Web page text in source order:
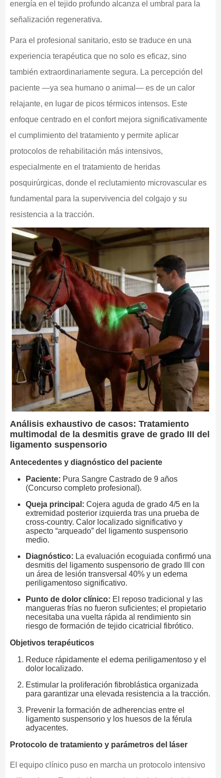
energía en el tejido profundo alcanza el umbral para la
señalización regenerativa.
Para el profesional sanitario, esto se traduce en una
experiencia terapéutica que no solo es eficaz, sino
también extraordinariamente segura. La percepción del
paciente —ya sea humano o animal— es de un calor
relajante, en lugar de picos térmicos intensos. Este
enfoque centrado en el confort mejora significativamente
el cumplimiento del tratamiento y permite aplicar
protocolos de rehabilitación más intensivos,
especialmente en el tratamiento de heridas
posquirúrgicas, donde el reclutamiento microvascular es
fundamental para la supervivencia del colgajo y su
resistencia a la tracción.
Análisis exhaustivo de casos: Tratamiento
multimodal de la desmitis grave de grado III del
ligamento suspensorio
Antecedentes y diagnóstico del paciente
Paciente: Pura Sangre Castrado de 9 años
(Concurso completo profesional).
Queja principal: Cojera aguda de grado 4/5 en la
extremidad posterior izquierda tras una prueba de
cross-country. Calor localizado significativo y
aspecto “arqueado” del ligamento suspensorio
medio.
Diagnóstico: La evaluación ecoguiada confirmó una
desmitis del ligamento suspensorio de grado III con
un área de lesión transversal 40% y un edema
periligamentoso significativo.
Punto de dolor clínico: El reposo tradicional y las
mangueras frías no fueron suficientes; el propietario
necesitaba una vuelta rápida al rendimiento sin
riesgo de formación de tejido cicatricial fibrótico.
Objetivos terapéuticos
Reduce rápidamente el edema periligamentoso y el
dolor localizado.
Estimular la proliferación fibroblástica organizada
para garantizar una elevada resistencia a la tracción.
Prevenir la formación de adherencias entre el
ligamento suspensorio y los huesos de la férula
adyacentes.
Protocolo de tratamiento y parámetros del láser
El equipo clínico puso en marcha un protocolo intensivo